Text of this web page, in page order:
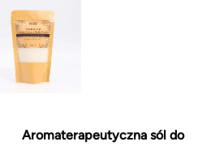
Aromaterapeutyczna sól do